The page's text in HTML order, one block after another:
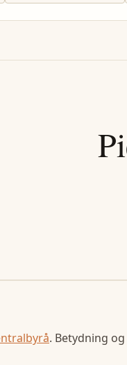
. Betydning